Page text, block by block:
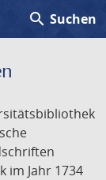
search Suchen
im Jahr 1734